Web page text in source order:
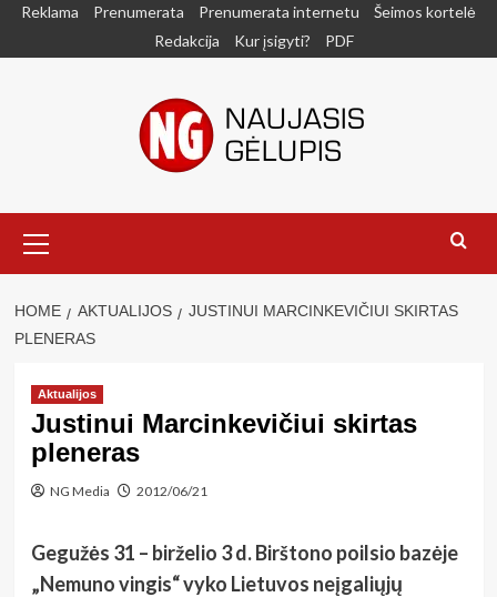
SkipReklama Prenumerata Prenumerata internetu
Šeimos kortelė
Redakcija
Kur įsigyti? PDF
Menu
HOME AKTUALIJOS
JUSTINUI MARCINKEVIČIUI SKIRTAS
PLENERAS
Aktualijos
Justinui Marcinkevičiui skirtas
pleneras
NG Media 2012/06/21
Gegužės 31 – birželio 3 d. Birštono poilsio bazėje
„Nemuno vingis“ vyko Lietuvos neįgaliųjų